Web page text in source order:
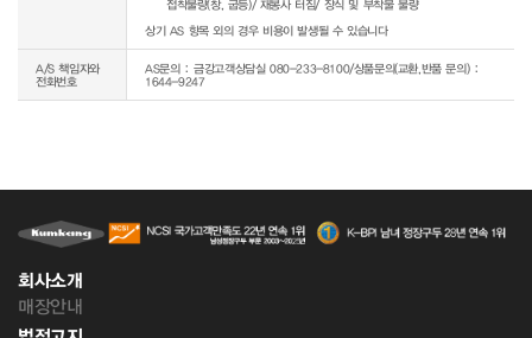
상기 AS 항목 외의 경우 비용이 발생될 수 있습니다
A/S 책임자와
전화번호
AS문의 : 금강고객상담실 080-233-8100/상품문의(교환,반품 문의) :
1644-9247
회사소개
매장안내